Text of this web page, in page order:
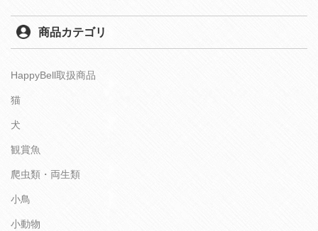
商品カテゴリ
HappyBell取扱商品
猫
犬
観賞魚
爬虫類・両生類
小鳥
小動物